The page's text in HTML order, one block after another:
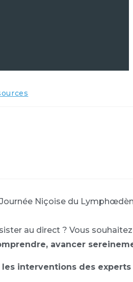
Niçoise du
au direct ? Vous
avancer
les interventions des experts